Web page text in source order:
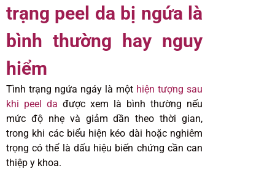
trạng peel da bị ngứa là
bình thường hay nguy
hiểm
Tình trạng ngứa ngáy là một hiện tượng sau
khi peel da được xem là bình thường nếu
mức độ nhẹ và giảm dần theo thời gian,
trong khi các biểu hiện kéo dài hoặc nghiêm
trọng có thể là dấu hiệu biến chứng cần can
thiệp y khoa.